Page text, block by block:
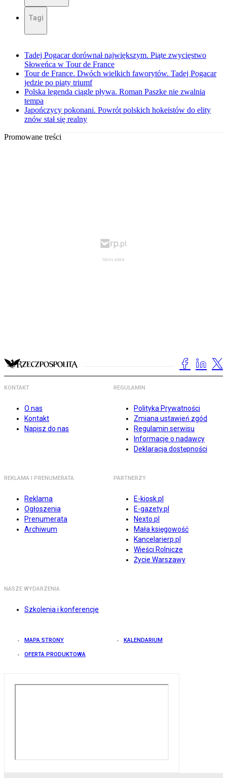
Tagi
Tadej Pogacar dorównał największym. Piąte zwycięstwo
Słoweńca w Tour de France
Tour de France. Dwóch wielkich faworytów. Tadej Pogacar
jedzie po piąty triumf
Polska legenda ciągle pływa. Roman Paszke nie zwalnia
tempa
Japończycy pokonani. Powrót polskich hokeistów do elity
znów stał się realny
Promowane treści
KONTAKT
O nas
Kontakt
Napisz do nas
REGULAMIN
Polityka Prywatności
Zmiana ustawień zgód
Regulamin serwisu
Informacje o nadawcy
Deklaracja dostępności
REKLAMA I PRENUMERATA
Reklama
Ogłoszenia
Prenumerata
Archiwum
PARTNERZY
E-kiosk.pl
E-gazety.pl
Nexto.pl
Mała księgowość
Kancelarierp.pl
Wieści Rolnicze
Życie Warszawy
NASZE WYDARZENIA
Szkolenia i konferencje
MAPA STRONY KALENDARIUM
OFERTA PRODUKTOWA